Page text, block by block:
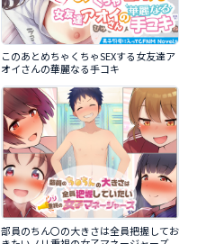
このあとめちゃくちゃSEXする女友達ア
オイさんの華麗なる手コキ
部員のちん〇の大きさは全員把握してお